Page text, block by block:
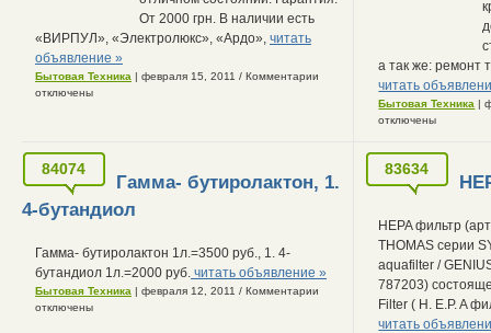
От 2000 грн. В наличии есть
«ВИРПУЛ», «Электролюкс», «Ардо», читать
объявление »
Бытовая Техника | февраля 15, 2011 / Комментарии
отключены
a так же: ремонт
читать
Бытовая Техника |
отключены
84074
Гамма- бутиролактон, 1.
4-бутандиол
Гамма- бутиролактон 1л.=3500 руб., 1. 4-
бутандиол 1л.=2000 руб. читать объявление »
Бытовая Техника | февраля 12, 2011 / Комментарии
отключены
83634
HEPA фильтр
THOMAS серии
aquafilter /
787203)
Filter ( H. E.P. A
читать